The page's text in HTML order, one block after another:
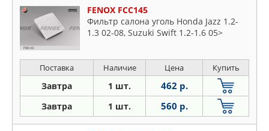
FENOX FCC145
Фильтр салона уголь Honda Jazz 1.2-
1.3 02-08, Suzuki Swift 1.2-1.6 05>
Поставка Наличие Цена Купить
Завтра 1 шт. 462 р.
Завтра 1 шт. 560 р.